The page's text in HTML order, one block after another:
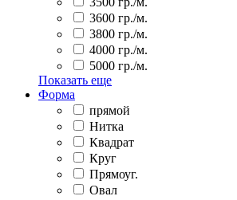
3600 гр./м.
3800 гр./м.
4000 гр./м.
5000 гр./м.
Показать еще
Форма
прямой
Нитка
Квадрат
Круг
Прямоуг.
Овал